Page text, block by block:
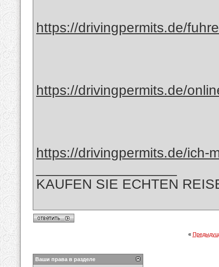
https://drivingpermits.de/
https://drivingpermits.de/
https://drivingpermits.de/ich-
KAUFEN SIE ECHTEN
«
Ваши права в разделе